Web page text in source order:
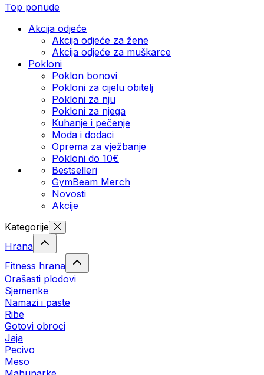
Top ponude
Akcija odjeće
Akcija odjeće za žene
Akcija odjeće za muškarce
Pokloni
Poklon bonovi
Pokloni za cijelu obitelj
Pokloni za nju
Pokloni za njega
Kuhanje i pečenje
Moda i dodaci
Oprema za vježbanje
Pokloni do 10€
Bestselleri
GymBeam Merch
Novosti
Akcije
Kategorije
Hrana
Fitness hrana
Orašasti plodovi
Sjemenke
Namazi i paste
Ribe
Gotovi obroci
Jaja
Pecivo
Meso